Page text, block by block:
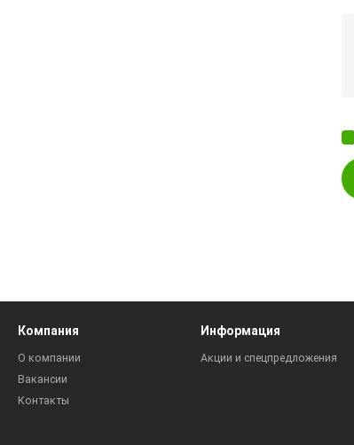
Компания
О компании
Вакансии
Контакты
Информация
Акции и спецпредложения